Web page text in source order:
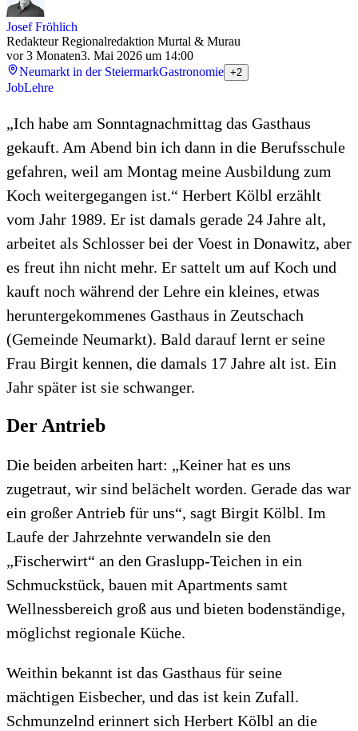
Josef Fröhlich
Redakteur Regionalredaktion Murtal & Murau
vor 3 Monaten3. Mai 2026 um 14:00
Neumarkt in der SteiermarkGastronomie +2
JobLehre
„Ich habe am Sonntagnachmittag das Gasthaus
gekauft. Am Abend bin ich dann in die Berufsschule
gefahren, weil am Montag meine Ausbildung zum
Koch weitergegangen ist.“ Herbert Kölbl erzählt
vom Jahr 1989. Er ist damals gerade 24 Jahre alt,
arbeitet als Schlosser bei der Voest in Donawitz, aber
es freut ihn nicht mehr. Er sattelt um auf Koch und
kauft noch während der Lehre ein kleines, etwas
heruntergekommenes Gasthaus in Zeutschach
(Gemeinde Neumarkt). Bald darauf lernt er seine
Frau Birgit kennen, die damals 17 Jahre alt ist. Ein
Jahr später ist sie schwanger.
Der Antrieb
Die beiden arbeiten hart: „Keiner hat es uns
zugetraut, wir sind belächelt worden. Gerade das war
ein großer Antrieb für uns“, sagt Birgit Kölbl. Im
Laufe der Jahrzehnte verwandeln sie den
„Fischerwirt“ an den Graslupp-Teichen in ein
Schmuckstück, bauen mit Apartments samt
Wellnessbereich groß aus und bieten bodenständige,
möglichst regionale Küche.
Weithin bekannt ist das Gasthaus für seine
mächtigen Eisbecher, und das ist kein Zufall.
Schmunzelnd erinnert sich Herbert Kölbl an die